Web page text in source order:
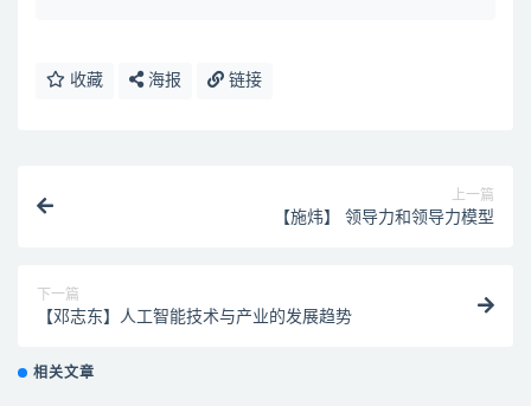
收藏 海报 链接
上一篇
【施炜】 领导力和领导力模型
下一篇
【邓志东】人工智能技术与产业的发展趋势
相关文章